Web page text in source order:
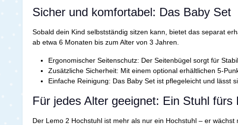
Sicher und komfortabel: Das Baby Set
Sobald dein Kind selbstständig sitzen kann, bietet das separat
ab etwa 6 Monaten bis zum Alter von 3 Jahren.
Ergonomischer Seitenschutz: Der Seitenbügel sorgt für
Zusätzliche Sicherheit: Mit einem optional erhältlichen 5-
Einfache Reinigung: Das Baby Set ist pflegeleicht und lässt
Für jedes Alter geeignet: Ein Stuhl fürs
Der Lemo 2 Hochstuhl ist mehr als nur ein Hochstuhl – er